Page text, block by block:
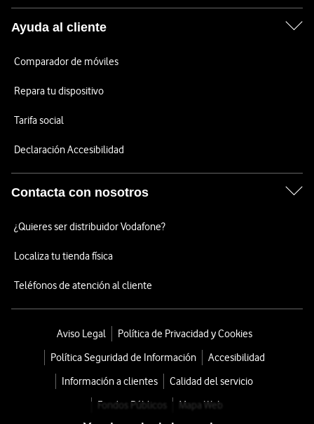
Ayuda al cliente
Comparador de móviles
Repara tu dispositivo
Tarifa social
Declaración Accesibilidad
Contacta con nosotros
¿Quieres ser distribuidor Vodafone?
Localiza tu tienda física
Teléfonos de atención al cliente
Aviso Legal
Política de Privacidad y Cookies
Política Seguridad de Información
Accesibilidad
Información a clientes
Calidad del servicio
Fondos Públicos
Mapa Web